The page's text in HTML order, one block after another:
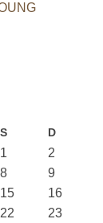
S D
1
2
8
9
15
16
22
23